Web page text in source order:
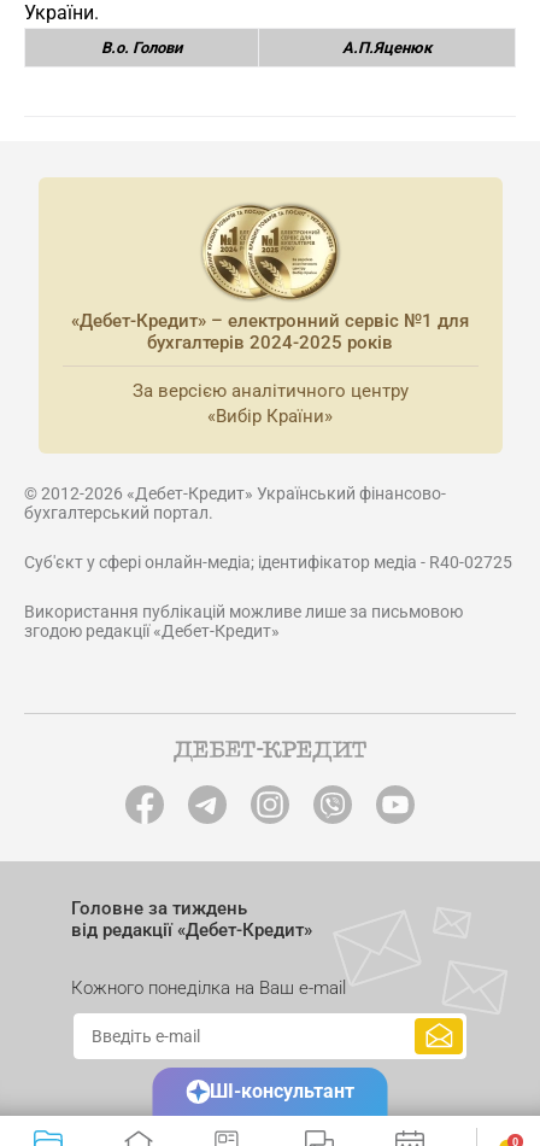
України.
В.о. Голови А.П.Яценюк
«Дебет-Кредит» – електронний сервіс №1 для
бухгалтерів 2024-2025 років
За версією аналітичного центру
«Вибір Країни»
© 2012-2026 «Дебет-Кредит» Український фінансово-
бухгалтерський портал.
Суб'єкт у сфері онлайн-медіа; ідентифікатор медіа - R40-02725
Використання публікацій можливе лише за письмовою
згодою редакції «Дебет-Кредит»
Головне за тиждень
від редакції «Дебет-Кредит»
Кожного понеділка на Ваш e-mail
0
ШІ-консультант